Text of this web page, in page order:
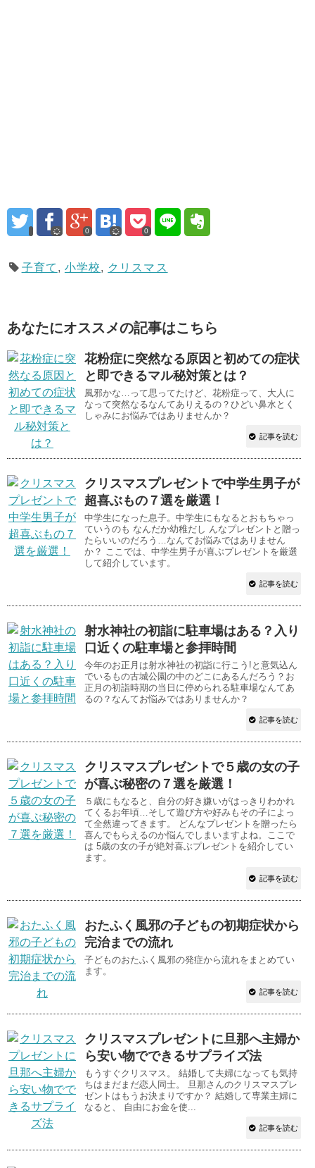
0 0
子育て , 小学校, クリスマス
あなたにオススメの記事はこちら
花粉症に突然なる原因と初めての症状
と即できるマル秘対策とは？
風邪かな…って思ってたけど、花粉症って、大人に
なって突然なるなんてありえるの？ひどい鼻水とく
しゃみにお悩みではありませんか？
記事を読む
クリスマスプレゼントで中学生男子が
超喜ぶもの７選を厳選！
中学生になった息子。中学生にもなるとおもちゃっ
ていうのも なんだか幼稚だし んなプレゼントと贈っ
たらいいのだろう…なんてお悩みではありません
か？ ここでは、中学生男子が喜ぶプレゼントを厳選
して紹介しています。
記事を読む
射水神社の初詣に駐車場はある？入り
口近くの駐車場と参拝時間
今年のお正月は射水神社の初詣に行こう!と意気込ん
でいるもの古城公園の中のどこにあるんだろう？お
正月の初詣時期の当日に停められる駐車場なんてあ
るの？なんてお悩みではありませんか？
記事を読む
クリスマスプレゼントで５歳の女の子
が喜ぶ秘密の７選を厳選！
５歳にもなると、自分の好き嫌いがはっきりわかれ
てくるお年頃…そして遊び方や好みもその子によっ
て全然違ってきます。 どんなプレゼントを贈ったら
喜んでもらえるのか悩んでしまいますよね。ここで
は 5歳の女の子が絶対喜ぶプレゼントを紹介してい
ます。
記事を読む
おたふく風邪の子どもの初期症状から
完治までの流れ
子どものおたふく風邪の発症から流れをまとめてい
ます。
記事を読む
クリスマスプレゼントに旦那へ主婦か
ら安い物でできるサプライズ法
もうすぐクリスマス。 結婚して夫婦になっても気持
ちはまだまだ恋人同士。 旦那さんのクリスマスプレ
ゼントはもうお決まりですか？ 結婚して専業主婦に
なると、 自由にお金を使...
記事を読む